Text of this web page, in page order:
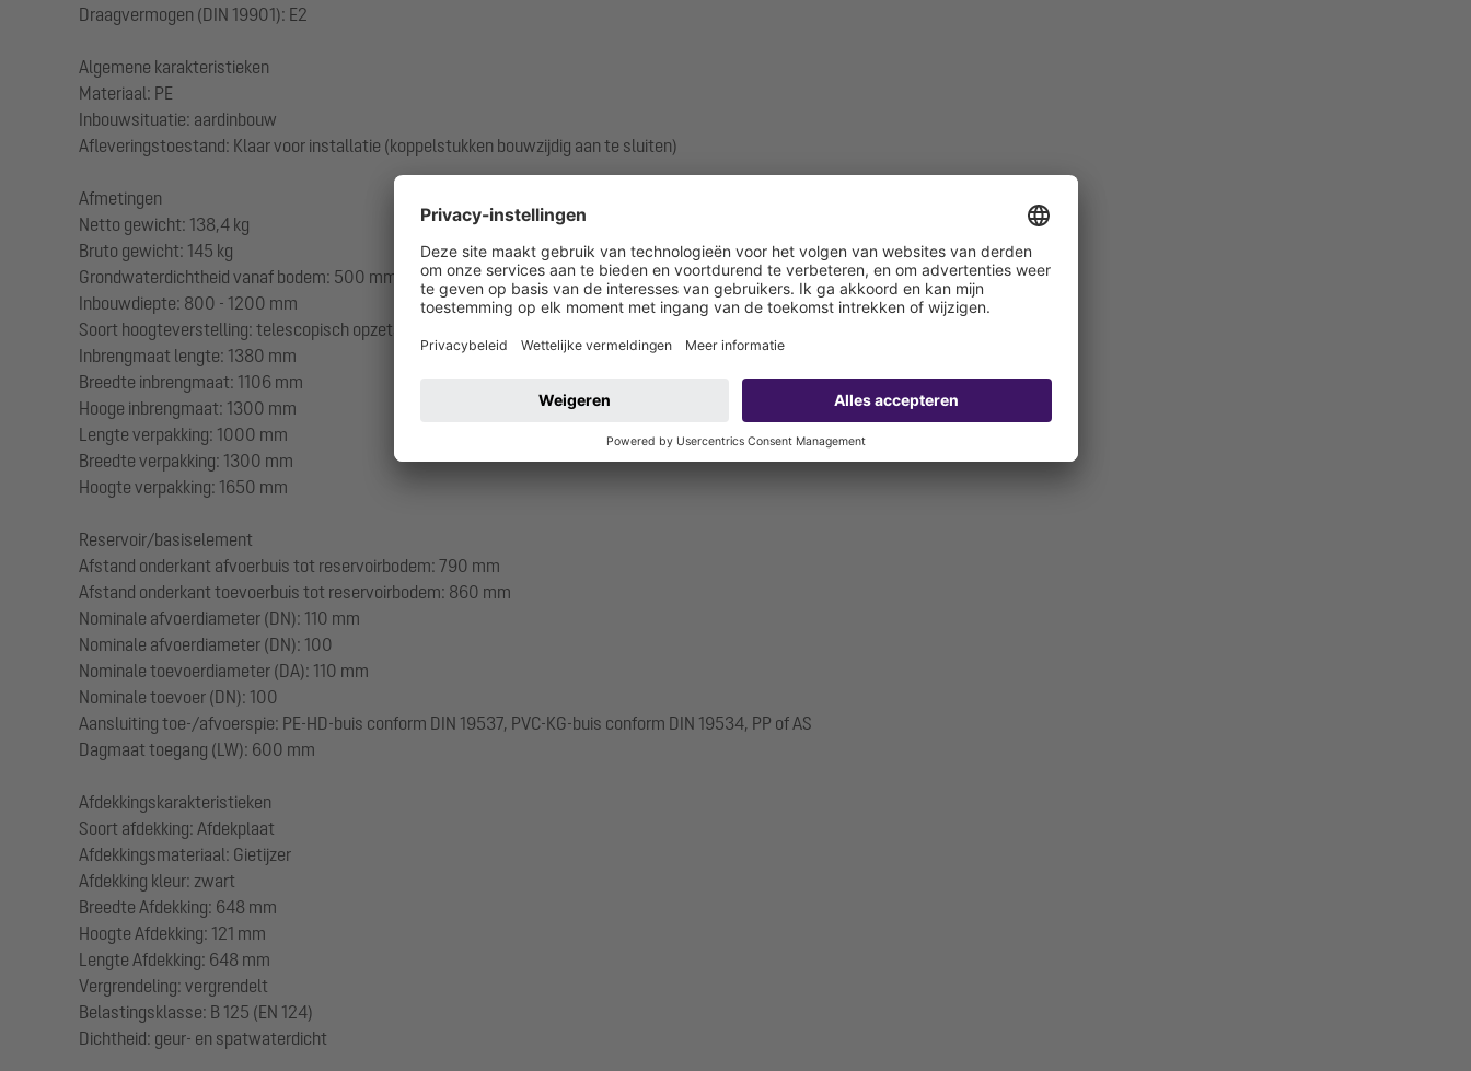
Draagvermogen (DIN 19901): E2
Algemene karakteristieken
Materiaal: PE
Inbouwsituatie: aardinbouw
Afleveringstoestand: Klaar voor installatie (koppelstukken bouwzijdig aan te sluiten)
Afmetingen
Netto gewicht: 138,4 kg
Bruto gewicht: 145 kg
Grondwaterdichtheid vanaf bodem: 500 mm
Inbouwdiepte: 800 - 1200 mm
Soort hoogteverstelling: telescopisch opzetstuk, 5 graden kantelbaar
Inbrengmaat lengte: 1380 mm
Breedte inbrengmaat: 1106 mm
Hooge inbrengmaat: 1300 mm
Lengte verpakking: 1000 mm
Breedte verpakking: 1300 mm
Hoogte verpakking: 1650 mm
Reservoir/basiselement
Afstand onderkant afvoerbuis tot reservoirbodem: 790 mm
Afstand onderkant toevoerbuis tot reservoirbodem: 860 mm
Nominale afvoerdiameter (DN): 110 mm
Nominale afvoerdiameter (DN): 100
Nominale toevoerdiameter (DA): 110 mm
Nominale toevoer (DN): 100
Aansluiting toe-/afvoerspie: PE-HD-buis conform DIN 19537, PVC-KG-buis conform DIN 19534, PP of AS
Dagmaat toegang (LW): 600 mm
Afdekkingskarakteristieken
Soort afdekking: Afdekplaat
Afdekkingsmateriaal: Gietijzer
Afdekking kleur: zwart
Breedte Afdekking: 648 mm
Hoogte Afdekking: 121 mm
Lengte Afdekking: 648 mm
Vergrendeling: vergrendelt
Belastingsklasse: B 125 (EN 124)
Dichtheid: geur- en spatwaterdicht